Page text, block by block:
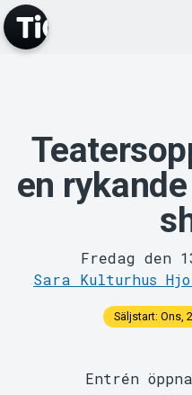
en
Fredag den
Sara Kulturhus
Säljstart: Ons,
Entrén